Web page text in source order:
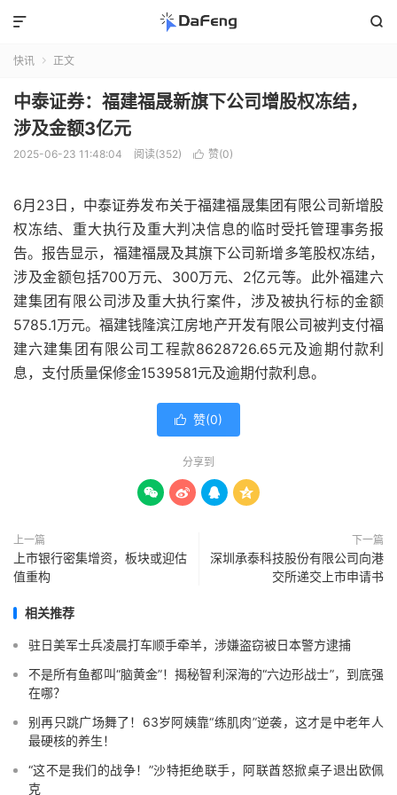


快讯  正文
中泰证券：福建福晟新旗下公司增股权冻结，
涉及金额3亿元
2025-06-23 11:48:04 阅读(352)  赞(0)
6月23日，中泰证券发布关于福建福晟集团有限公司新增股
权冻结、重大执行及重大判决信息的临时受托管理事务报
告。报告显示，福建福晟及其旗下公司新增多笔股权冻结，
涉及金额包括700万元、300万元、2亿元等。此外福建六
建集团有限公司涉及重大执行案件，涉及被执行标的金额
5785.1万元。福建钱隆滨江房地产开发有限公司被判支付福
建六建集团有限公司工程款8628726.65元及逾期付款利
息，支付质量保修金1539581元及逾期付款利息。
 赞(0)
分享到
   
上一篇
上市银行密集增资，板块或迎估
值重构
下一篇
深圳承泰科技股份有限公司向港
交所递交上市申请书
相关推荐
驻日美军士兵凌晨打车顺手牵羊，涉嫌盗窃被日本警方逮捕
不是所有鱼都叫“脑黄金”！揭秘智利深海的“六边形战士”，到底强
在哪？
别再只跳广场舞了！63岁阿姨靠“练肌肉”逆袭，这才是中老年人
最硬核的养生！
“这不是我们的战争！”沙特拒绝联手，阿联酋怒掀桌子退出欧佩
克